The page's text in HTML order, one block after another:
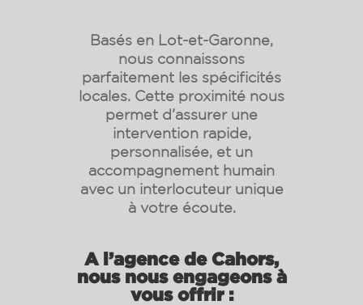
Basés en Lot-et-Garonne,
nous connaissons
parfaitement les spécificités
locales. Cette proximité nous
permet d’assurer une
intervention rapide,
personnalisée, et un
accompagnement humain
avec un interlocuteur unique
à votre écoute.
A l’agence de Cahors,
nous nous engageons à
vous offrir :